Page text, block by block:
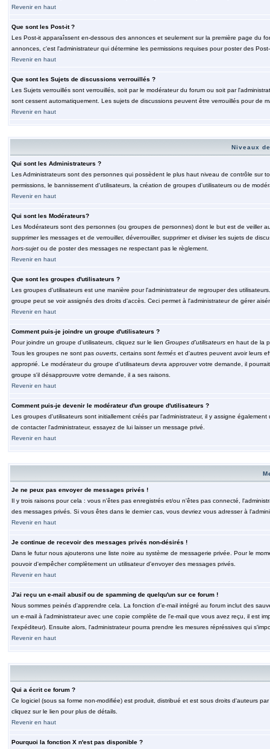
Revenir en haut
Que sont les Post-it ?
Les Post-it apparaîssent en-dessous des annonces et seulement sur la première page du
annonces, c'est l'administrateur qui détermine les permissions requises pour poster des
Revenir en haut
Que sont les Sujets de discussions verrouillés ?
Les Sujets verrouillés sont verrouillés, soit par le modérateur du forum ou soit par
sont cessent automatiquement. Les sujets de discussions peuvent être verrouillés pour de
Revenir en haut
Niveaux
Qui sont les Administrateurs ?
Les Administrateurs sont des personnes qui possèdent le plus haut niveau de contrôle sur
permissions, le bannissement d'utilisateurs, la création de groupes d'utilisateurs ou de
Revenir en haut
Qui sont les Modérateurs?
Les Modérateurs sont des personnes (ou groupes de personnes) dont le but est de veiller
supprimer les messages et de verrouiller, déverrouiller, supprimer et diviser les sujets de
hors-sujetou de poster des messages ne respectant pas le règlement.
Revenir en haut
Que sont les groupes d'utilisateurs ?
Les groupes d'utilisateurs est une manière pour l'administrateur de regrouper des
groupe peut se voir assignés des droits d'accès. Ceci permet à l'administrateur de gérer
Revenir en haut
Comment puis-je joindre un groupe d'utilisateurs ?
Pour joindre un groupe d'utilisateurs, cliquez sur le lien Groupes d'utilisateursen haut de la
Tous les groupes ne sont pas ouverts, certains sont ferméset d'autres peuvent avoir leurs
approprié. Le modérateur du groupe d'utilisateurs devra approuver votre demande, il
groupe s'il désapprouvre votre demande, il a ses raisons.
Revenir en haut
Comment puis-je devenir le modérateur d'un groupe d'utilisateurs ?
Les groupes d'utilisateurs sont initiallement créés par l'administrateur, il y assigne
de contacter l'administrateur, essayez de lui laisser un message privé.
Revenir en haut
Je ne peux pas envoyer de messages privés !
Il y trois raisons pour cela : vous n'êtes pas enregistrés et/ou n'êtes pas connecté,
des messages privés. Si vous êtes dans le dernier cas, vous devriez vous adresser à
Revenir en haut
Je continue de recevoir des messages privés non-désirés !
Dans le futur nous ajouterons une liste noire au système de messagerie privée. Pour le
pouvoir d'empêcher complètement un utilisateur d'envoyer des messages privés.
Revenir en haut
J'ai reçu un e-mail abusif ou de spamming de quelqu'un sur ce forum !
Nous sommes peinés d'apprendre cela. La fonction d'e-mail intégré au forum inclut des
un e-mail à l'administrateur avec une copie complète de l'e-mail que vous avez reçu, il est
l'expéditeur). Ensuite alors, l'administrateur pourra prendre les mesures répréssives qui
Revenir en haut
Qui a écrit ce forum ?
Ce logiciel (sous sa forme non-modifiée) est produit, distribué et est sous droits d'auteurs
cliquez sur le lien pour plus de détails.
Revenir en haut
Pourquoi la fonction X n'est pas disponible ?